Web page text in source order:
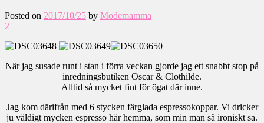
Posted on 2017/10/25 by Modemamma
2
När jag susade runt i stan i förra veckan gjorde jag ett snabbt stop på
inredningsbutiken Oscar & Clothilde.
Alltid så mycket fint för ögat där inne.
Jag kom därifrån med 6 stycken färglada espressokoppar. Vi dricker
ju väldigt mycken espresso här hemma, som min man så ironiskt sa.